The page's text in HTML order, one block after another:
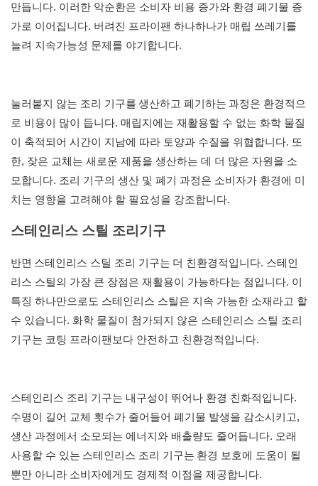
만듭니다. 이러한 악순환은 소비자 비용 증가와 환경 폐기물 증
가로 이어집니다. 버려진 프라이팬 하나하나가 매립 쓰레기를
늘려 지속가능성 문제를 야기합니다.
눌러붙지 않는 조리 기구를 생산하고 폐기하는 과정은 환경적으
로 비용이 많이 듭니다. 매립지에는 재활용할 수 없는 화학 물질
이 축적되어 시간이 지남에 따라 토양과 수질을 위협합니다. 또
한, 잦은 교체는 새로운 제품을 생산하는 데 더 많은 자원을 소
모합니다. 조리 기구의 생산 및 폐기 과정은 소비자가 환경에 미
치는 영향을 고려해야 할 필요성을 강조합니다.
스테인리스 스틸 조리기구
반면 스테인리스 스틸 조리 기구는 더 친환경적입니다. 스테인
리스 스틸의 가장 큰 장점은 재활용이 가능하다는 점입니다. 이
특징 하나만으로도 스테인리스 스틸은 지속 가능한 소재라고 할
수 있습니다. 화학 물질이 첨가되지 않은 스테인리스 스틸 조리
기구는 코팅 프라이팬보다 안전하고 친환경적입니다.
스테인리스 조리 기구는 내구성이 뛰어나 환경 친화적입니다.
수명이 길어 교체 횟수가 줄어들어 폐기물 발생을 감소시키고,
생산 과정에서 소모되는 에너지와 배출량도 줄어듭니다. 오래
사용할 수 있는 스테인리스 조리 기구는 환경 보호에 도움이 될
뿐만 아니라 소비자에게도 경제적 이점을 제공합니다.